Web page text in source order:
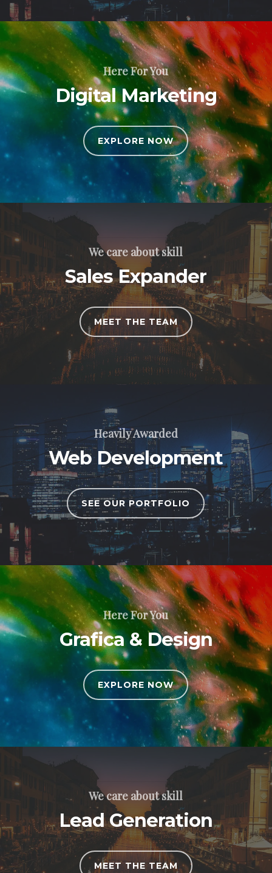
Here For You
Digital Marketing
EXPLORE NOW
We care about skill
Sales Expander
MEET THE TEAM
Heavily Awarded
Web Development
SEE OUR PORTFOLIO
Here For You
Grafica & Design
EXPLORE NOW
We care about skill
Lead Generation
MEET THE TEAM